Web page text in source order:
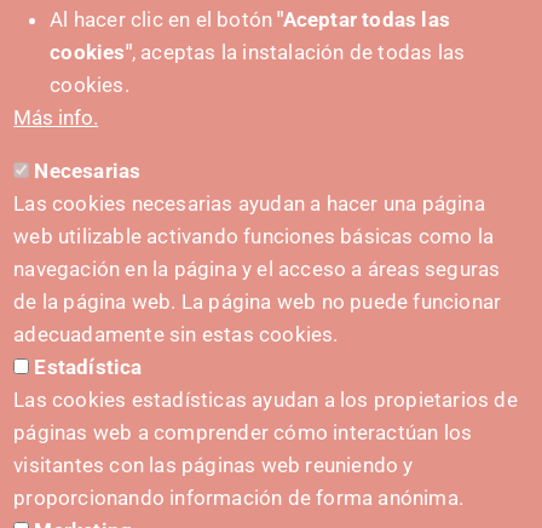
CONTACTO
hola@irisnavarra.com
(+34) 628 23 12 32
C. del Sadar, 31006 Pamplona
Formulario de contacto
Kit de prensa
INICIATIVAS
Al hacer clic en el botón"Aceptar todas las
cookies", aceptas la instalación de todas las
cookies.
Más info.
Necesarias
Las cookies necesarias ayudan a hacer una página
web utilizable activando funciones básicas como la
navegación en la página y el acceso a áreas seguras
de la página web. La página web no puede funcionar
adecuadamente sin estas cookies.
Estadística
Las cookies estadísticas ayudan a los propietarios de
páginas web a comprender cómo interactúan los
visitantes con las páginas web reuniendo y
proporcionando información de forma anónima.